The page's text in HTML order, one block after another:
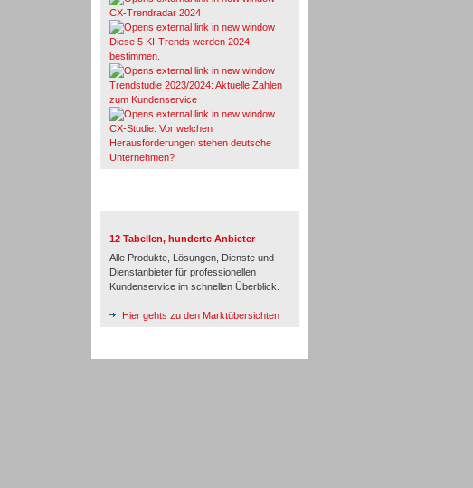
CX-Trendradar 2024
Diese 5 KI-Trends werden 2024
bestimmen.
Trendstudie 2023/2024: Aktuelle Zahlen
zum Kundenservice
CX-Studie: Vor welchen
Herausforderungen stehen deutsche
Unternehmen?
12 Tabellen, hunderte Anbieter
Alle Produkte, Lösungen, Dienste und
Dienstanbieter für professionellen
Kundenservice im schnellen Überblick.
Hier gehts zu den Marktübersichten